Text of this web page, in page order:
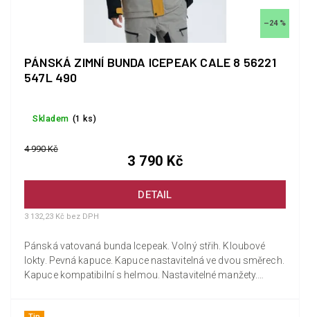
–24 %
PÁNSKÁ ZIMNÍ BUNDA ICEPEAK CALE 8 56221
547L 490
Skladem (1 ks)
DETAIL
3 132,23 Kč bez DPH
4 990 Kč
3 790 Kč
Pánská vatovaná bunda Icepeak. Volný střih. Kloubové
lokty. Pevná kapuce. Kapuce nastavitelná ve dvou směrech.
Kapuce kompatibilní s helmou. Nastavitelné manžety.